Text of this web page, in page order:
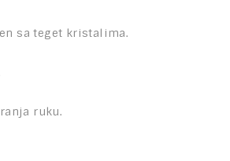
sa teget kristalima.
ruku.